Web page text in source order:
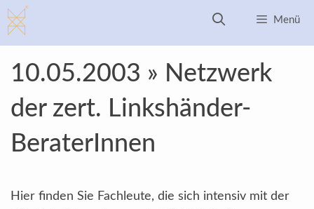
Zum
Inhalt
springen
Menü
10.05.2003 » Netzwerk
der zert. Linkshänder-
BeraterInnen
Hier finden Sie Fachleute, die sich intensiv mit der